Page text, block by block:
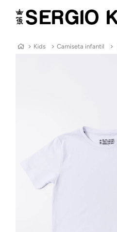
Kids Camiseta infantil